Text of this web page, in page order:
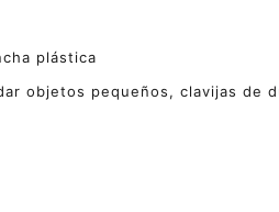
plástica
objetos pequeños, clavijas de